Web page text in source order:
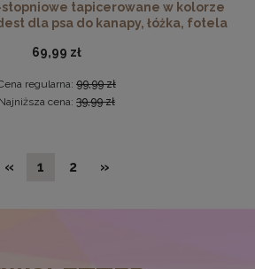
stopniowe tapicerowane w kolorze
dla psa do kanapy, łóżka, fotela
69,99 zł
regularna: 99,99 zł
Najniższa cena: 39,99 zł
« 1 2 »